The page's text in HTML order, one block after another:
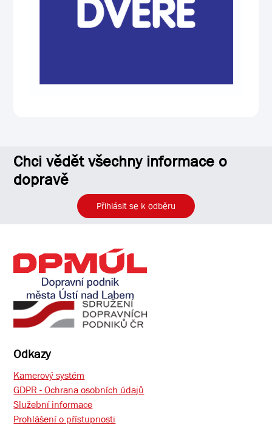
Chci vědět všechny informace o
dopravě
Přihlásit se k odběru
Odkazy
Kamerový systém
GDPR - Ochrana osobních údajů
Služební informace
Prohlášení o přístupnosti